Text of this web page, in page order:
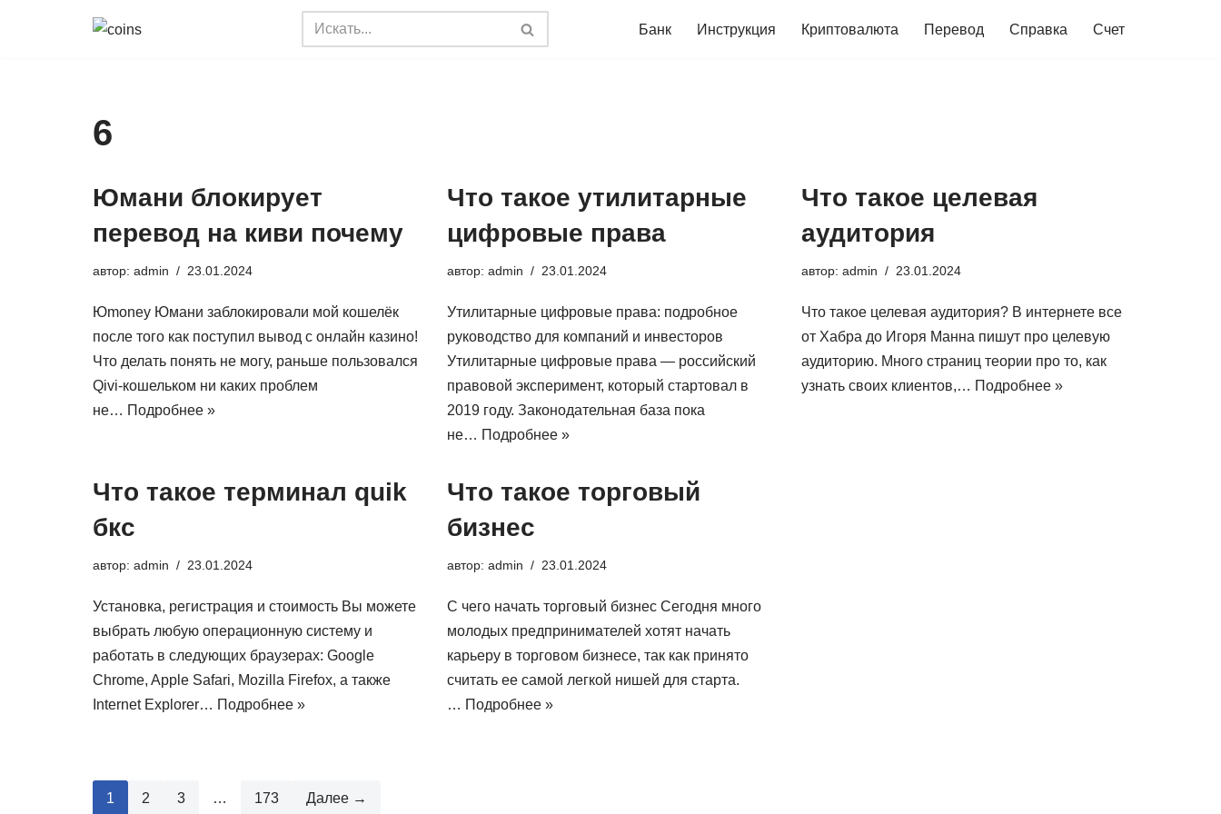
Банк Инструкция Криптовалюта Перевод Справка Счет
6
Юмани блокирует
перевод на киви почему
автор: admin 23.01.2024
Юmoney Юмани заблокировали мой кошелёк
после того как поступил вывод с онлайн казино!
Что делать понять не могу, раньше пользовался
Qivi-кошельком ни каких проблем
не… Подробнее »
Что такое утилитарные
цифровые права
автор: admin 23.01.2024
Утилитарные цифровые права: подробное
руководство для компаний и инвесторов
Утилитарные цифровые права — российский
правовой эксперимент, который стартовал в
2019 году. Законодательная база пока
не… Подробнее »
Что такое целевая
аудитория
автор: admin 23.01.2024
Что такое целевая аудитория? В интернете все
от Хабра до Игоря Манна пишут про целевую
аудиторию. Много страниц теории про то, как
узнать своих клиентов,… Подробнее »
Что такое терминал quik
бкс
автор: admin 23.01.2024
Установка, регистрация и стоимость Вы можете
выбрать любую операционную систему и
работать в следующих браузерах: Google
Chrome, Apple Safari, Mozilla Firefox, а также
Internet Explorer… Подробнее »
Что такое торговый
бизнес
автор: admin 23.01.2024
С чего начать торговый бизнес Сегодня много
молодых предпринимателей хотят начать
карьеру в торговом бизнесе, так как принято
считать ее самой легкой нишей для старта.
… Подробнее »
1 2 3 … 173 Далее →